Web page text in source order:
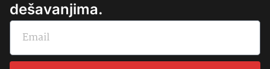
dešavanjima.